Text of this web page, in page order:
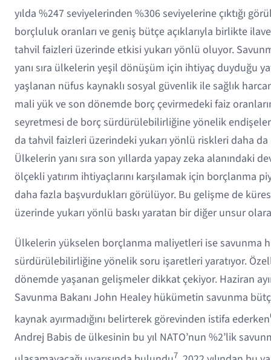
yılda %247 seviyelerinden %306 seviyelerine çıktığı
borçluluk oranları ve geniş bütçe açıklarıyla birlikte
tahvil faizleri üzerinde etkisi yukarı yönlü oluyor.
yanı sıra ülkelerin yeşil dönüşüm için ihtiyaç duyduğu
yaşlanan nüfus kaynaklı sosyal güvenlik ile sağlık
mali yük ve son dönemde borç çevirmedeki faiz
seyretmesi de borç sürdürülebilirliğine yönelik endişeleri
da tahvil faizleri üzerindeki yukarı yönlü riskleri daha da
Ülkelerin yanı sıra son yıllarda yapay zeka alanındaki
ölçekli yatırım ihtiyaçlarını karşılamak için borçlanma
daha fazla başvurdukları görülüyor. Bu gelişme de
üzerinde yukarı yönlü baskı yaratan bir diğer unsur
Ülkelerin yükselen borçlanma maliyetleri ise savunma
sürdürülebilirliğine yönelik soru işaretleri yaratıyor.
dönemde yaşanan gelişmeler dikkat çekiyor. Haziran
Savunma Bakanı John Healey hükümetin savunma
kaynak ayırmadığını belirterek görevinden istifa ederken
Andrej Babis de ülkesinin bu yıl NATO’nun %2’lik
7